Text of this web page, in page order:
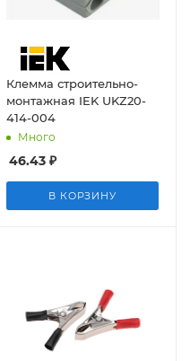
Клемма строительно-
монтажная IEK UKZ20-
414-004
Много
46.43 ₽
В КОРЗИНУ